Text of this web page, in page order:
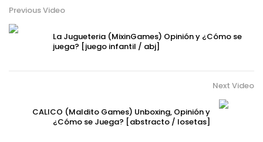
Previous Video
La Jugueteria (MixinGames) Opinión y ¿Cómo se
juega? [juego infantil / abj]
Next Video
CALICO (Maldito Games) Unboxing, Opinión y
¿Cómo se Juega? [abstracto / losetas]